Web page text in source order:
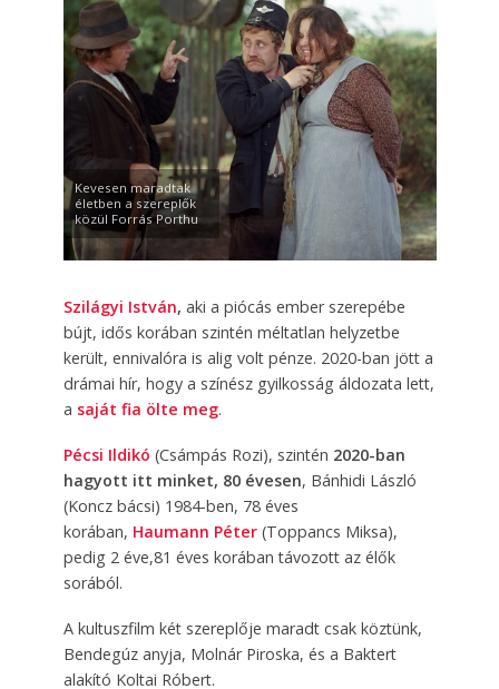
Kevesen maradtak
életben a szereplők
közül Forrás Porthu
Szilágyi István, aki a piócás ember szerepébe
bújt, idős korában szintén méltatlan helyzetbe
került, ennivalóra is alig volt pénze. 2020-ban jött a
drámai hír, hogy a színész gyilkosság áldozata lett,
a saját fia ölte meg.
Pécsi Ildikó (Csámpás Rozi), szintén 2020-ban
hagyott itt minket, 80 évesen, Bánhidi László
(Koncz bácsi) 1984-ben, 78 éves
korában, Haumann Péter(Toppancs Miksa),
pedig 2 éve,81 éves korában távozott az élők
sorából.
A kultuszfilm két szereplője maradt csak köztünk,
Bendegúz anyja, Molnár Piroska, és a Baktert
alakító Koltai Róbert.